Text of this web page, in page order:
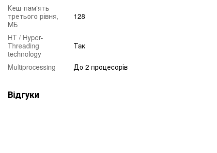
Кеш-пам'ять
третього рівня,
МБ
128
HT / Hyper-
Threading
technology
Так
Multiprocessing До 2 процесорів
Відгуки